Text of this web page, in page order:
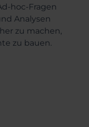
hoc-Fragen
Analysen
zu machen,
zu bauen.